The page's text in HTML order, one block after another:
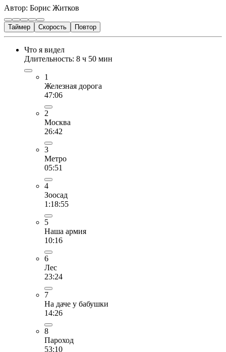
Автор: Борис Житков
Таймер Скорость Повтор
Что я видел
Длительность: 8 ч 50 мин
1
Железная дорога
47:06
2
Москва
26:42
3
Метро
05:51
4
Зоосад
1:18:55
5
Наша армия
10:16
6
Лес
23:24
7
На даче у бабушки
14:26
8
Пароход
53:10